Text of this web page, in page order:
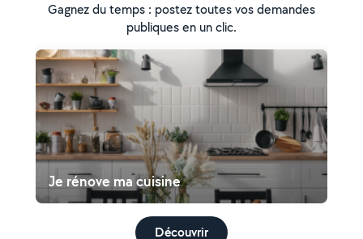
Gagnez du temps : postez toutes vos demandes
publiques en un clic.
Je rénove ma cuisine
Découvrir